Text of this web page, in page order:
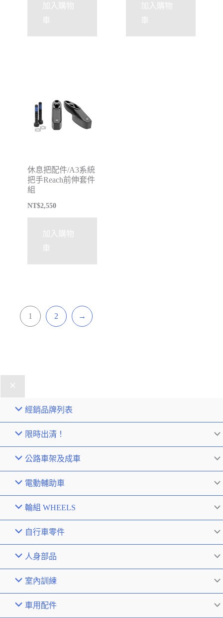
加入購物
車
加入購物
車
休息把配件/A3系統
把手Reach前伸套件
組
NT$2,550
加入購物
車
1 2 →
經銷品牌列表
限時出清！
公路車架及成車
電動輔助車
輪組 WHEELS
自行車零件
人身部品
室內訓練
車用配件